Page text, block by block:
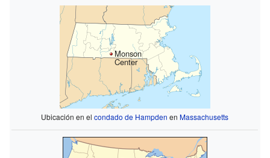
Monson
Center
Ubicación en elcondado de Hampden enMassachusetts